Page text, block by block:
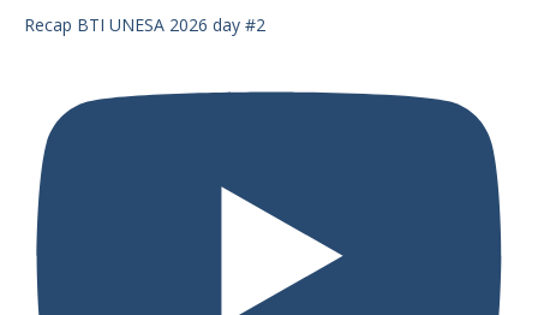
Recap BTI UNESA 2026 day #2